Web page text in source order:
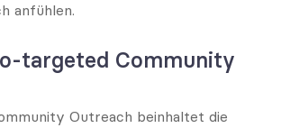
anfühlen.
targeted Community
Outreach beinhaltet die